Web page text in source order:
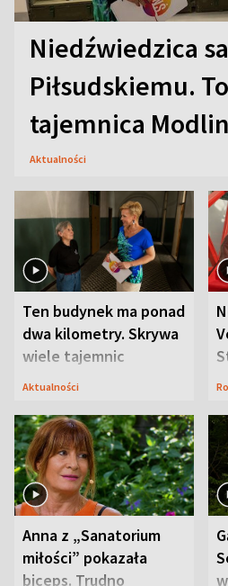
Niedźwiedzica
Piłsudskiemu.
tajemnica
Aktualności
Ten budynek ma ponad
dwa kilometry. Skrywa
wiele tajemnic
Aktualności
Anna z „Sanatorium
miłości” pokazała
biceps. Trudno